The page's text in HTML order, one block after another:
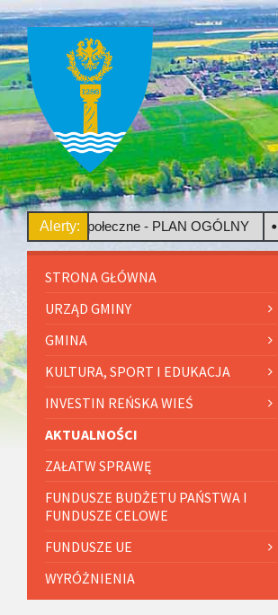
Alerty:
Społeczne - PLAN OGÓLNY Uwaga!
STRONA GŁÓWNA
URZĄD GMINY
GMINA
KULTURA, SPORT I EDUKACJA
INVESTIN REŃSKA WIEŚ
AKTUALNOŚCI
ZAŁATW SPRAWĘ
FUNDUSZE BUDŻETU PAŃSTWA I
FUNDUSZE CELOWE
FUNDUSZE UE
WYRÓŻNIENIA